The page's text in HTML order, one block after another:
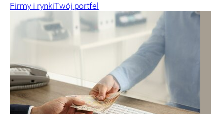
Firmy i rynkiTwój portfel